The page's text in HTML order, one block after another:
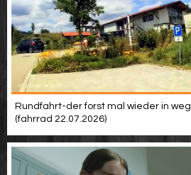
Rundfahrt-der forst mal wieder in weg
(fahrrad 22.07.2026)